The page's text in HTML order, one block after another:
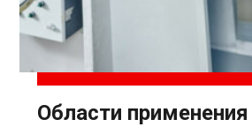
Области применения